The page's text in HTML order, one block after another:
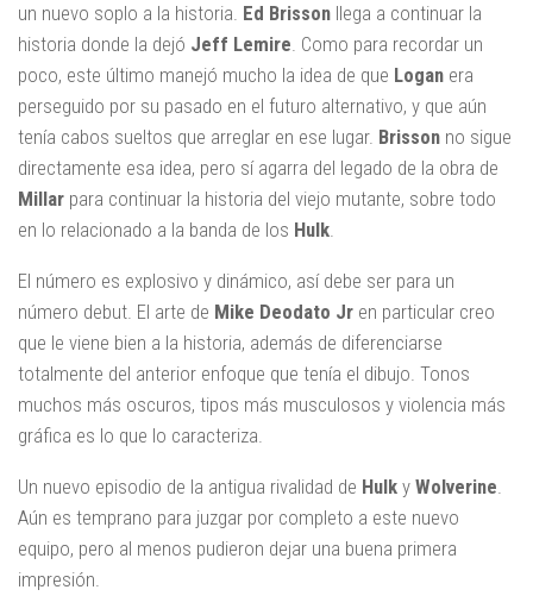
un nuevo soplo a la historia. Ed Brisson llega a continuar la
historia donde la dejó Jeff Lemire. Como para recordar un
poco, este último manejó mucho la idea de que Logan era
perseguido por su pasado en el futuro alternativo, y que aún
tenía cabos sueltos que arreglar en ese lugar. Brisson no sigue
directamente esa idea, pero sí agarra del legado de la obra de
Millar para continuar la historia del viejo mutante, sobre todo
en lo relacionado a la banda de los Hulk.
El número es explosivo y dinámico, así debe ser para un
número debut. El arte de Mike Deodato Jr en particular creo
que le viene bien a la historia, además de diferenciarse
totalmente del anterior enfoque que tenía el dibujo. Tonos
muchos más oscuros, tipos más musculosos y violencia más
gráfica es lo que lo caracteriza.
Un nuevo episodio de la antigua rivalidad de Hulk y Wolverine
Aún es temprano para juzgar por completo a este nuevo
equipo, pero al menos pudieron dejar una buena primera
impresión.